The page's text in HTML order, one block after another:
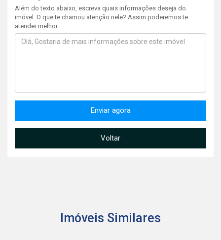
Além do texto abaixo, escreva quais informações deseja do
imóvel. O que te chamou atenção nele? Assim poderemos te
atender melhor.
Enviar agora
Voltar
Imóveis Similares